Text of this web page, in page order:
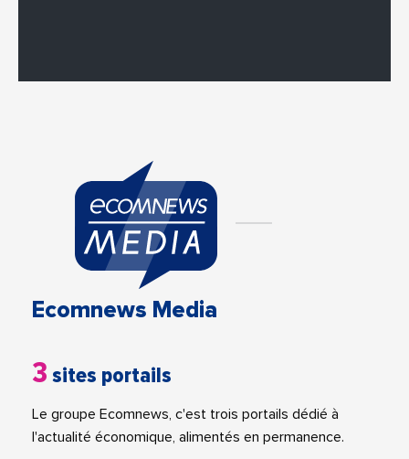
Ecomnews Media
3 sites portails
Le groupe Ecomnews, c'est trois portails dédié à
l'actualité économique, alimentés en permanence.